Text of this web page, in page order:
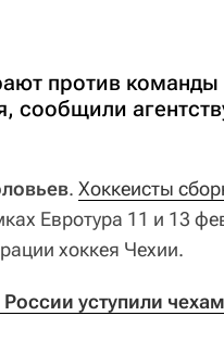
против команды
сообщили
. Хоккеисты
Евротура 11 и 13
хоккея Чехии.
уступили